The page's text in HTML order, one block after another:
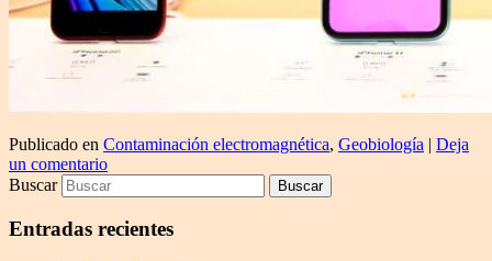
Publicado en Contaminación electromagnética, Geobiología | Deja
un comentario
Buscar
Entradas recientes